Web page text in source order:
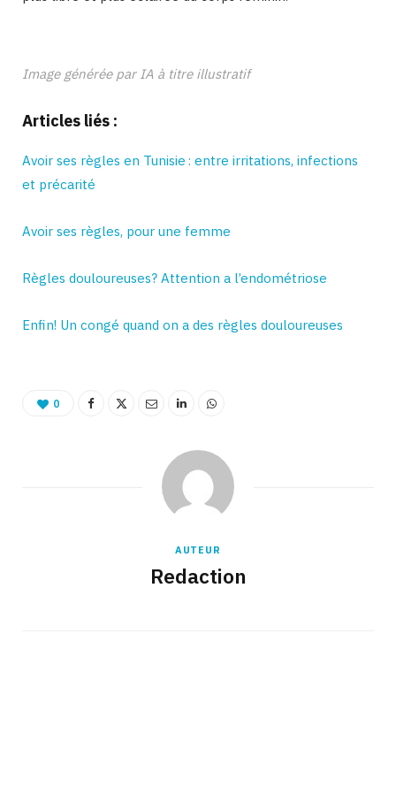
Image générée par IA à titre illustratif
Articles liés :
Avoir ses règles en Tunisie : entre irritations, infections
et précarité
Avoir ses règles, pour une femme
Règles douloureuses? Attention a l’endométriose
Enfin! Un congé quand on a des règles douloureuses
0
AUTEUR
Redaction